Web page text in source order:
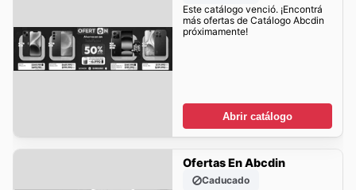
Este catálogo venció. ¡Encontrá
más ofertas de Catálogo Abcdin
próximamente!
Abrir catálogo
Ofertas En Abcdin
Caducado